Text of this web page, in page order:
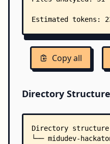
Copy all
Directory Structure
Directory
└── midudev-